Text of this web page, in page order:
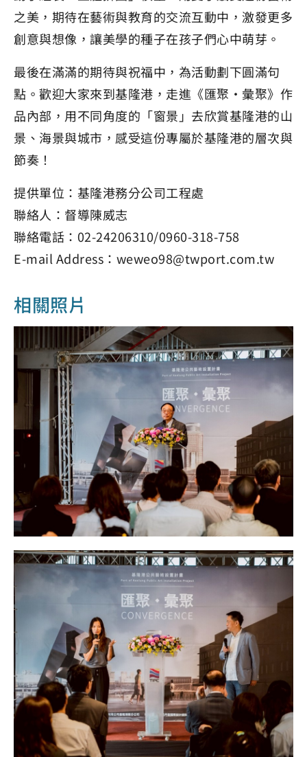
之美，期待在藝術與教育的交流互動中，激發更多
創意與想像，讓美學的種子在孩子們心中萌芽。
最後在滿滿的期待與祝福中，為活動劃下圓滿句
點。歡迎大家來到基隆港，走進《匯聚‧彙聚》作
品內部，用不同角度的「窗景」去欣賞基隆港的山
景、海景與城市，感受這份專屬於基隆港的層次與
節奏！
提供單位：基隆港務分公司工程處
聯絡人：督導陳威志
聯絡電話：02-24206310/0960-318-758
E-mail Address：weweo98@twport.com.tw
相關照片